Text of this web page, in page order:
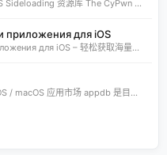
CyPwn IPA Library——最全的 iOS Sideloading 资源库 The CyPwn IPA Library is the most complete sideloading library available for iOS devices. 这里聚合了海量 IPA 包，覆盖 Jailbreak
приложения для iOS
Скачать бесплатно игры и приложения для iOS – 轻松获取海量精品 在 iklassika.ru，您可以 Скачать 各类 бесплатно 的 игры 与 приложения，专为 iOS 设备打造。平台汇聚最新、最热的移动资源，让用户无需繁琐搜索，一键下载，畅享无
appdb — 独立可信的 iOS / iPadOS / macOS 应用市场 appdb 是目前最大的 独立 marketplace，专注于 iOS、iPadOS 与 macOS 生态。无论是开发者想要免费发布应用，还是普通用户想要安全、私密地下载安装自己需要的 app，都可以在这里轻松实现。 核心优势 免费发布：开